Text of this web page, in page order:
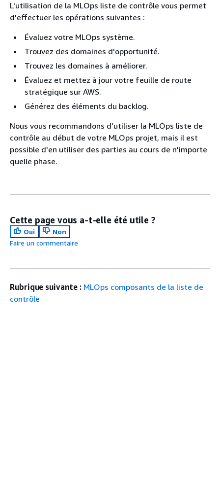
L'utilisation de la MLOps liste de contrôle vous permet
d'effectuer les opérations suivantes :
Évaluez votre MLOps système.
Trouvez des domaines d'opportunité.
Trouvez les domaines à améliorer.
Évaluez et mettez à jour votre feuille de route
stratégique sur AWS.
Générez des éléments du backlog.
Nous vous recommandons d'utiliser la MLOps liste de
contrôle au début de votre MLOps projet, mais il est
possible d'en utiliser des parties au cours de n'importe
quelle phase.
Cette page vous a-t-elle été utile ?
Oui
Non
Faire un commentaire
Rubrique suivante : MLOps composants de la liste de
contrôle